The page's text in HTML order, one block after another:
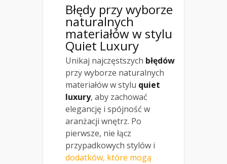
Błędy przy wyborze
naturalnych
materiałów w stylu
Quiet Luxury
Unikaj najczęstszych błędów
przy wyborze naturalnych
materiałów w stylu quiet
luxury, aby zachować
elegancję i spójność w
aranżacji wnętrz. Po
pierwsze, nie łącz
przypadkowych stylów i
dodatków, które mogą